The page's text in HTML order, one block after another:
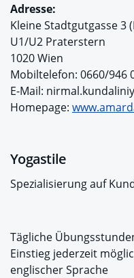
Adresse:
Kleine Stadtgutgasse 3
U1/U2 Praterstern
1020 Wien
Mobiltelefon: 0660/946
E-Mail:
Homepage:
Yogastile
Spezialisierung auf
Tägliche
Einstieg jederzeit
englischer Sprache